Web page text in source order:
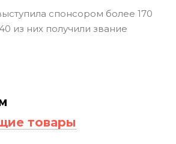
спонсором более 170
из них получили звание
товары